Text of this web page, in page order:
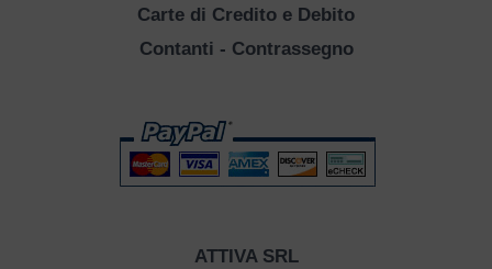
Carte di Credito e Debito
Contanti - Contrassegno
ATTIVA SRL